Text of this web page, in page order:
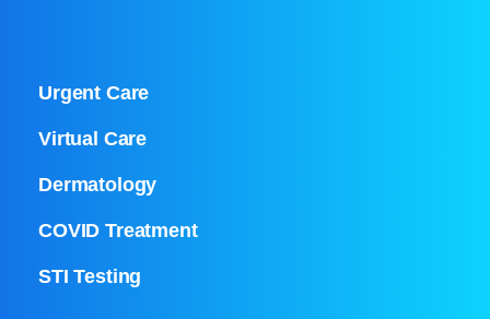
Urgent Care
Virtual Care
Dermatology
COVID Treatment
STI Testing